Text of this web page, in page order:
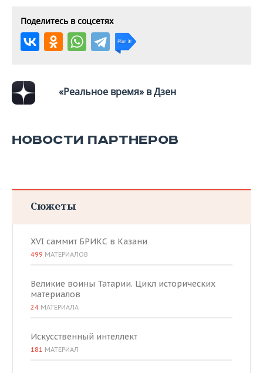
Поделитесь в соцсетях
«Реальное время» в Дзен
НОВОСТИ ПАРТНЕРОВ
Сюжеты
XVI саммит БРИКС в Казани
499 МАТЕРИАЛОВ
Великие воины Татарии. Цикл исторических
материалов
24 МАТЕРИАЛА
Искусственный интеллект
181 МАТЕРИАЛ